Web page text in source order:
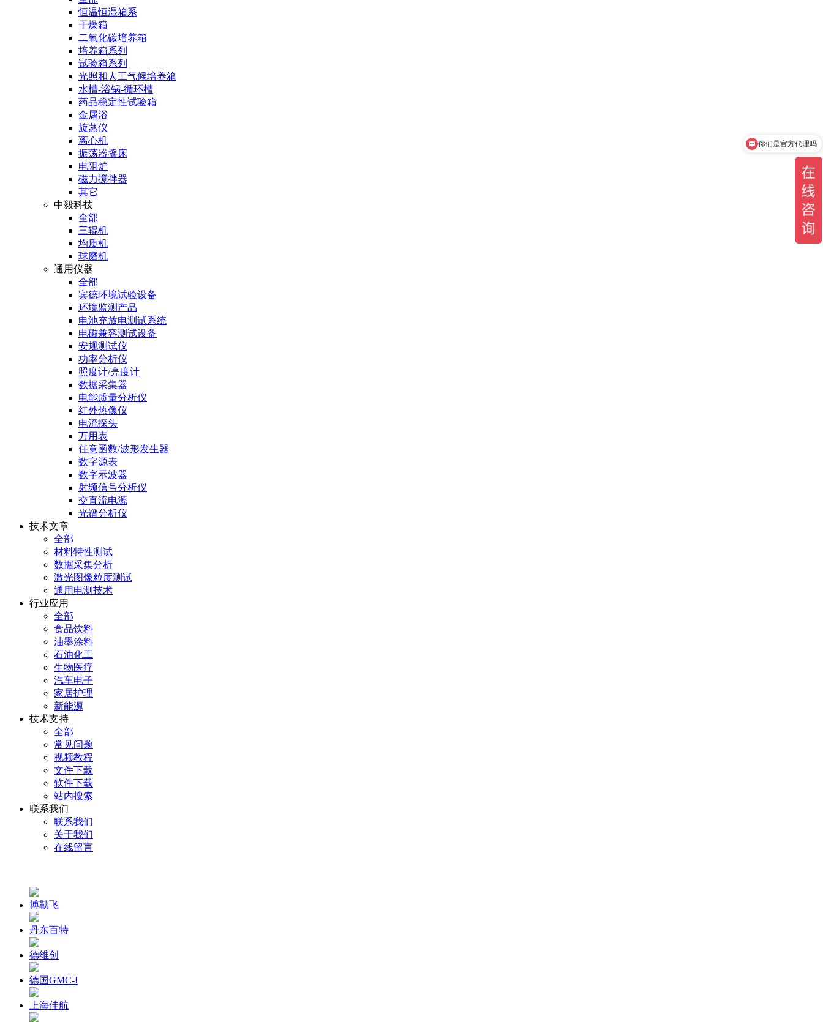
恒温恒湿箱系
干燥箱
二氧化碳培养箱
培养箱系列
试验箱系列
光照和人工气候培养箱
水槽-浴锅-循环槽
药品稳定性试验箱
金属浴
旋蒸仪
离心机
振荡器摇床
电阻炉
磁力搅拌器
其它
中毅科技
全部
三辊机
均质机
球磨机
通用仪器
全部
宾德环境试验设备
环境监测产品
电池充放电测试系统
电磁兼容测试设备
安规测试仪
功率分析仪
照度计/亮度计
数据采集器
电能质量分析仪
红外热像仪
电流探头
万用表
任意函数/波形发生器
数字源表
数字示波器
射频信号分析仪
交直流电源
光谱分析仪
技术文章
全部
材料特性测试
数据采集分析
激光图像粒度测试
通用电测技术
行业应用
全部
食品饮料
油墨涂料
石油化工
生物医疗
汽车电子
家居护理
新能源
技术支持
全部
常见问题
视频教程
文件下载
软件下载
站内搜索
联系我们
联系我们
关于我们
在线留言
博勒飞
丹东百特
德维创
德国GMC-I
上海佳航
你们是官方代理吗